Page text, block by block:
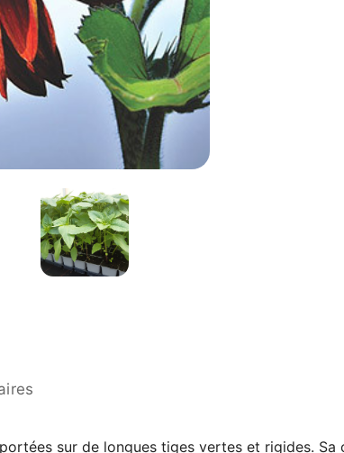
sur de longues tiges vertes et rigides.